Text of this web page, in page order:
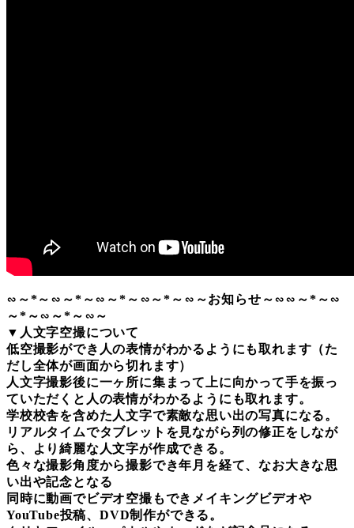
∽～*～∽～*～∽～*～∽～*～∽～お知らせ～∽∽～*～∽
～*～∽～*～∽～
▼人文字空撮について
低空撮影ができ人の表情がわかるようにも取れます（た
だし全体が画面から切れます）
人文字撮影後に一ヶ所に集まって上に向かって手を振っ
ていただくと人の表情がわかるようにも取れます。
学校校舎を含めた人文字で素敵な思い出の写真になる。
リアルタイムでタブレットを見ながら列の修正をしなが
ら、より綺麗な人文字が作成できる。
色々な撮影角度から撮影でき年月を経て、なお大きな思
い出や記念となる
同時に動画でビデオ空撮もできメイキングビデオや
YouTube投稿、DVD制作ができる。